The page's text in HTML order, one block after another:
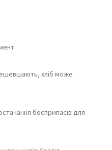
хліб може
боєприпасів для